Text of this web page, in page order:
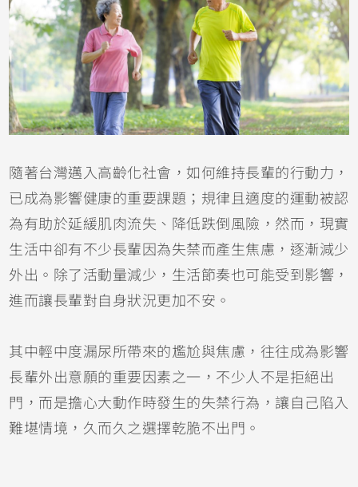
隨著台灣邁入高齡化社會，如何維持長輩的行動力，
已成為影響健康的重要課題；規律且適度的運動被認
為有助於延緩肌肉流失、降低跌倒風險，然而，現實
生活中卻有不少長輩因為失禁而產生焦慮，逐漸減少
外出。除了活動量減少，生活節奏也可能受到影響，
進而讓長輩對自身狀況更加不安。
其中輕中度漏尿所帶來的尷尬與焦慮，往往成為影響
長輩外出意願的重要因素之一，不少人不是拒絕出
門，而是擔心大動作時發生的失禁行為，讓自己陷入
難堪情境，久而久之選擇乾脆不出門。